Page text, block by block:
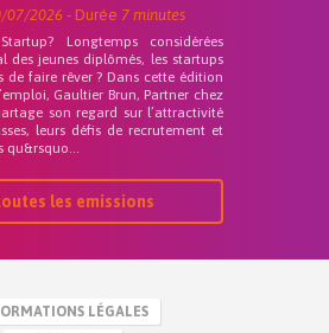
07/2026 - Durée 7 minutes
Longtemps considérées
des jeunes diplômés, les startups
de faire rêver ? Dans cette édition
Gaultier Brun, Partner chez
son regard sur l’attractivité
leurs défis de recrutement et
qu&rsquo...
les emissions
LÉGALES